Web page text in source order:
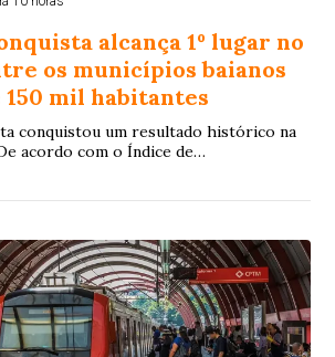
alcança 1º lugar no
os municípios baianos
150 mil habitantes
conquistou um resultado histórico na
acordo com o Índice de